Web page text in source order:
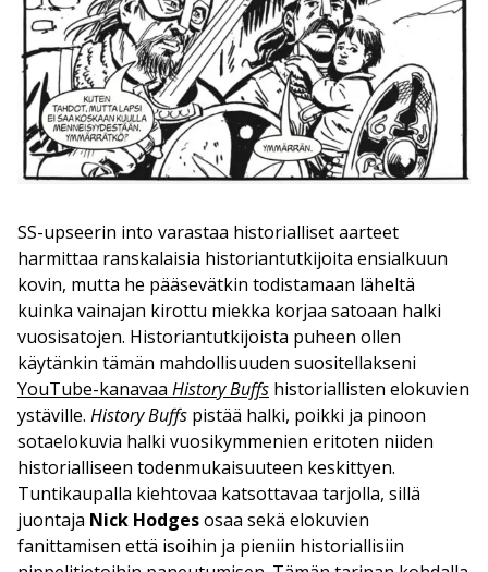
SS-upseerin into varastaa historialliset aarteet
harmittaa ranskalaisia historiantutkijoita ensialkuun
kovin, mutta he pääsevätkin todistamaan läheltä
kuinka vainajan kirottu miekka korjaa satoaan halki
vuosisatojen. Historiantutkijoista puheen ollen
käytänkin tämän mahdollisuuden suositellakseni
YouTube-kanavaa History Buffs historiallisten elokuvien
ystäville. History Buffs pistää halki, poikki ja pinoon
sotaelokuvia halki vuosikymmenien eritoten niiden
historialliseen todenmukaisuuteen keskittyen.
Tuntikaupalla kiehtovaa katsottavaa tarjolla, sillä
juontaja Nick Hodgesosaa sekä elokuvien
fanittamisen että isoihin ja pieniin historiallisiin